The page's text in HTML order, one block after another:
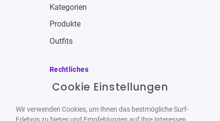
Kategorien
Produkte
Outfits
Rechtliches
Impressum
Cookie Einstellungen
Wir verwenden Cookies, um Ihnen das bestmögliche Surf-
Erlebnis zu bieten und Empfehlungen auf Ihre Interessen